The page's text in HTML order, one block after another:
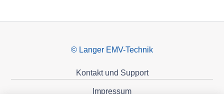
© Langer EMV-Technik
Kontakt und Support
Impressum